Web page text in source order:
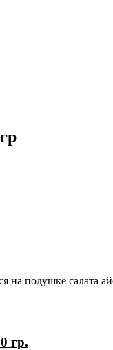
на подушке салата
гр.